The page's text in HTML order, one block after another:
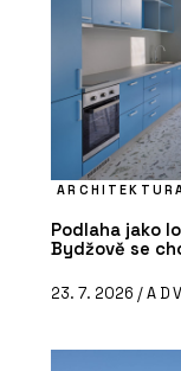
Podlaha jako
Bydžově se
23. 7. 2026 /